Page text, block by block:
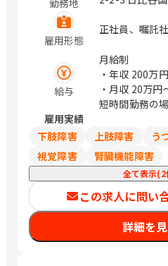
市上石田3-6-
番31号（2F）
番8号 静岡県
1 （伊伝静岡
屋市中区栄3-
ジネスセンタ
市中区栄3-18-
ネスセンター
11番地5 （第
ビル10F） 滋
号 （近江伊吹
東町14番25号
都府京都市中
358番地 （ア
6階） 京都府
津川市兜台6
勤務地
15-1 グランデ
予亀岡、勝山町
雇用形態
正社員、嘱託
給与
月給制
・年収 200万
・月収 20万円
短時間勤務の
雇用実績
下肢障害
上肢障害 う
視覚障害
腎臓機能障害
全て表示(2
この求人に問い
詳細を